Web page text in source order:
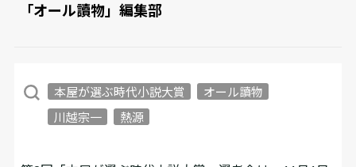
「オール讀物」編集部
本屋が選ぶ時代小説大賞
オール讀物
川越宗一
熱源